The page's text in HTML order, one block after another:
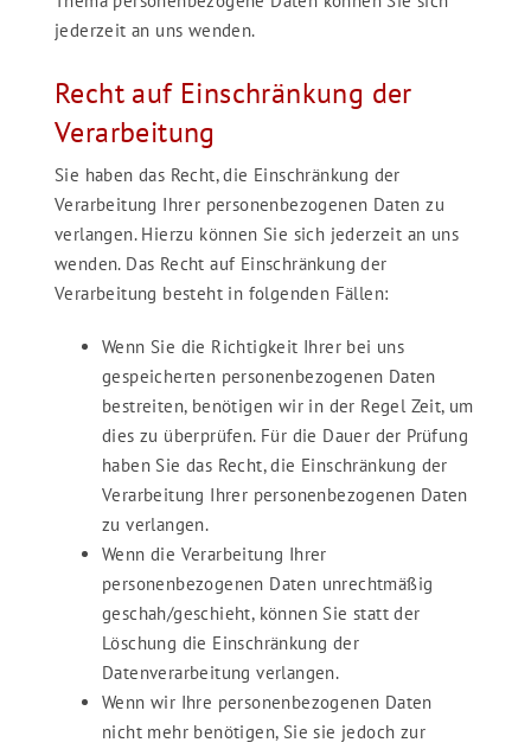
jederzeit an uns wenden.
Recht auf Einschränkung der
Verarbeitung
Sie haben das Recht, die Einschränkung der
Verarbeitung Ihrer personenbezogenen Daten zu
verlangen. Hierzu können Sie sich jederzeit an uns
wenden. Das Recht auf Einschränkung der
Verarbeitung besteht in folgenden Fällen:
Wenn Sie die Richtigkeit Ihrer bei uns
gespeicherten personenbezogenen Daten
bestreiten, benötigen wir in der Regel Zeit, um
dies zu überprüfen. Für die Dauer der Prüfung
haben Sie das Recht, die Einschränkung der
Verarbeitung Ihrer personenbezogenen Daten
zu verlangen.
Wenn die Verarbeitung Ihrer
personenbezogenen Daten unrechtmäßig
geschah/geschieht, können Sie statt der
Löschung die Einschränkung der
Datenverarbeitung verlangen.
Wenn wir Ihre personenbezogenen Daten
nicht mehr benötigen, Sie sie jedoch zur